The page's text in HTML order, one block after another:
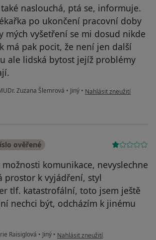
naslouchá, ptá se, informuje.
po ukončení pracovní doby
mých vyšetření se mi dosud nikde
má pak pocit, že není jen další
ale lidská bytost jejíž problémy
Zuzana Šlemrová • Jiný • podle názoru uživatele
Nahlásit zneužití
ověřené
komunikace, nevyslechne
prostor k vyjádření, styl
tlf. katastrofální, toto jsem ještě
nechci být, odcházím k jinému
Raisiglová • Jiný • podle názoru uživatele Chenifer
Nahlásit zneužití